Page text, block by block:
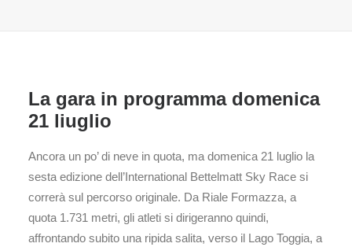
La gara in programma domenica
21 liuglio
Ancora un po’ di neve in quota, ma domenica 21 luglio la
sesta edizione dell’International Bettelmatt Sky Race si
correrà sul percorso originale. Da Riale Formazza, a
quota 1.731 metri, gli atleti si dirigeranno quindi,
affrontando subito una ripida salita, verso il Lago Toggia, a